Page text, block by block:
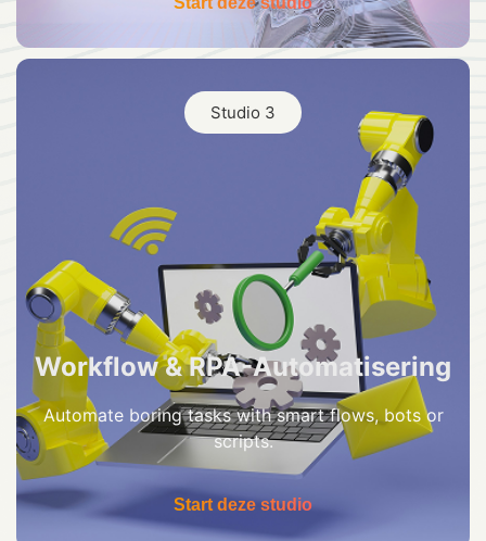
Studio 3
Workflow & RPA-Automatisering
Automate boring tasks with smart flows, bots or
scripts.
Start deze studio